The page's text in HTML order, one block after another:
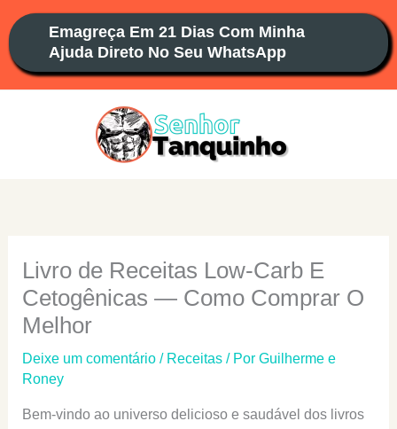
para
conteúdo
Emagreça Em 21 Dias Com Minha
Ajuda Direto No Seu WhatsApp
Livro de Receitas Low-Carb E
Cetogênicas — Como Comprar O
Melhor
Deixe um comentário / Receitas/ Por Guilherme e
Roney
Bem-vindo ao universo delicioso e saudável dos livros